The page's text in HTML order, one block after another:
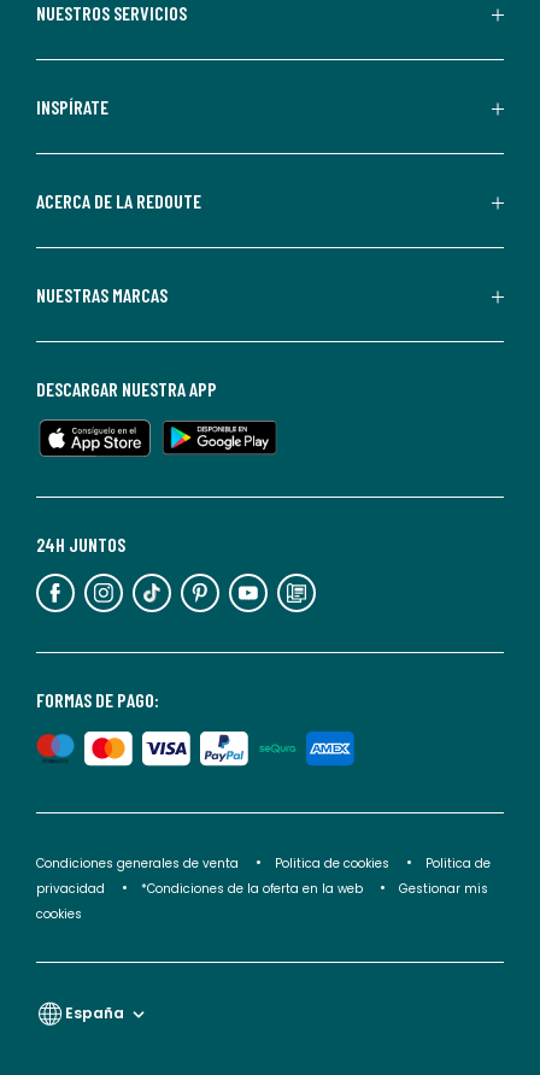
comerciales
personalizadas
parte
Redoute.
de
en
cualquier
Para
información,
puedes
nuestra
de
privacidad</2>.
NUESTROS SERVICIOS
INSPÍRATE
ACERCA DE LA REDOUTE
NUESTRAS MARCAS
FORMAS DE PAGO:
24H JUNTOS
DESCARGAR NUESTRA APP
Condiciones generales de venta Politica de cookies
Politica de
privacidad
*Condiciones de la oferta en la web
Gestionar mis
cookies
España